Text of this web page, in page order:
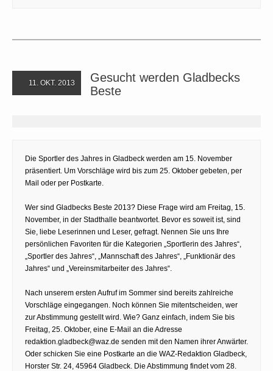
11. OKT. 2013
Gesucht werden Gladbecks
Beste
Die Sportler des Jahres in Gladbeck werden am 15. November
präsentiert. Um Vorschläge wird bis zum 25. Oktober gebeten, per
Mail oder per Postkarte.
Wer sind Gladbecks Beste 2013? Diese Frage wird am Freitag, 15.
November, in der Stadthalle beantwortet. Bevor es soweit ist, sind
Sie, liebe Leserinnen und Leser, gefragt. Nennen Sie uns Ihre
persönlichen Favoriten für die Kategorien „Sportlerin des Jahres“,
„Sportler des Jahres“, „Mannschaft des Jahres“, „Funktionär des
Jahres“ und „Vereinsmitarbeiter des Jahres“.
Nach unserem ersten Aufruf im Sommer sind bereits zahlreiche
Vorschläge eingegangen. Noch können Sie mitentscheiden, wer
zur Abstimmung gestellt wird. Wie? Ganz einfach, indem Sie bis
Freitag, 25. Oktober, eine E-Mail an die Adresse
redaktion.gladbeck@waz.de senden mit den Namen ihrer Anwärter.
Oder schicken Sie eine Postkarte an die WAZ-Redaktion Gladbeck,
Horster Str. 24, 45964 Gladbeck. Die Abstimmung findet vom 28.